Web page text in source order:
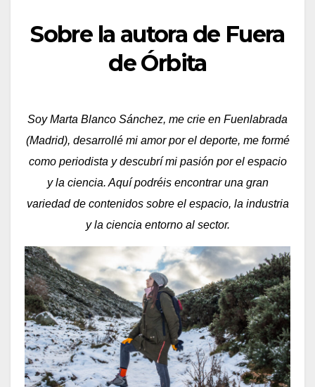
Sobre la autora de Fuera
de Órbita
Soy Marta Blanco Sánchez, me crie en Fuenlabrada
(Madrid), desarrollé mi amor por el deporte, me formé
como periodista y descubrí mi pasión por el espacio
y la ciencia. Aquí podréis encontrar una gran
variedad de contenidos sobre el espacio, la industria
y la ciencia entorno al sector.